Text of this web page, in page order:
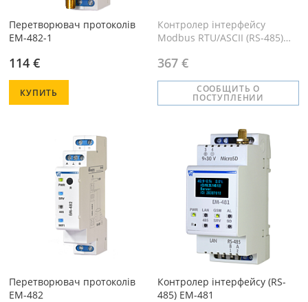
Перетворювач протоколів
EM-482-1
114 €
КУПИТЬ
Контролер інтерфейсу
Modbus RTU/ASCII (RS-485)
367 €
СООБЩИТЬ О
ПОСТУПЛЕНИИ
Перетворювач протоколів
EM-482
Контролер інтерфейсу (RS-
485) EM-481